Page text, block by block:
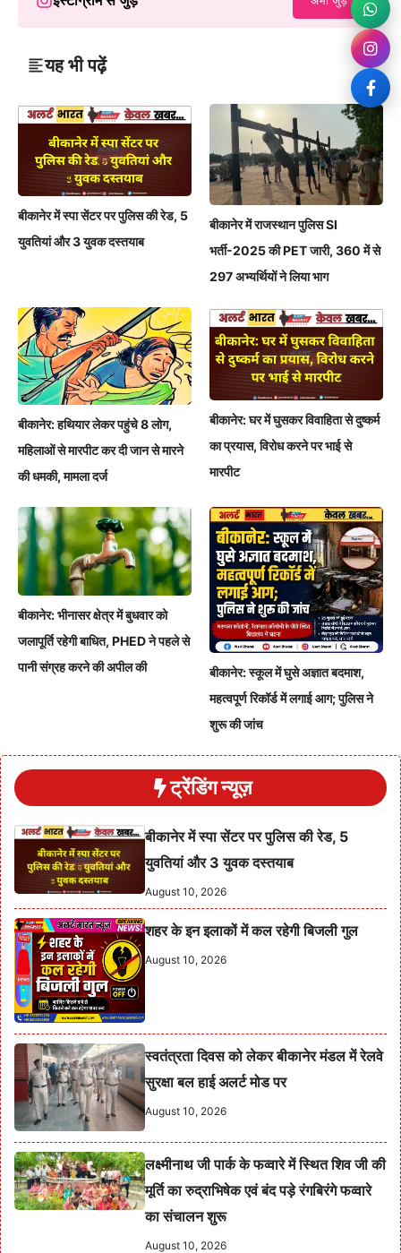
यह भी पढ़ें
बीकानेर में स्पा सेंटर पर पुलिस की रेड, 5
युवतियां और 3 युवक दस्तयाब
बीकानेर में राजस्थान पुलिस SI
भर्ती-2025 की PET जारी, 360 में से
297 अभ्यर्थियों ने लिया भाग
बीकानेर: हथियार लेकर पहुंचे 8 लोग,
महिलाओं से मारपीट कर दी जान से मारने
की धमकी, मामला दर्ज
बीकानेर: घर में घुसकर विवाहिता से दुष्कर्म
का प्रयास, विरोध करने पर भाई से
मारपीट
बीकानेर: भीनासर क्षेत्र में बुधवार को
जलापूर्ति रहेगी बाधित, PHED ने पहले से
पानी संग्रह करने की अपील की
बीकानेर: स्कूल में घुसे अज्ञात बदमाश,
महत्वपूर्ण रिकॉर्ड में लगाई आग; पुलिस ने
शुरू की जांच
ट्रेंडिंग न्यूज़
बीकानेर में स्पा सेंटर पर पुलिस की रेड, 5
युवतियां और 3 युवक दस्तयाब
August 10, 2026
शहर के इन इलाकों में कल रहेगी बिजली गुल
August 10, 2026
स्वतंत्रता दिवस को लेकर बीकानेर मंडल में रेलवे
सुरक्षा बल हाई अलर्ट मोड पर
August 10, 2026
लक्ष्मीनाथ जी पार्क के फव्वारे में स्थित शिव जी की
मूर्ति का रुद्राभिषेक एवं बंद पड़े रंगबिरंगे फव्वारे
का संचालन शुरू
August 10, 2026